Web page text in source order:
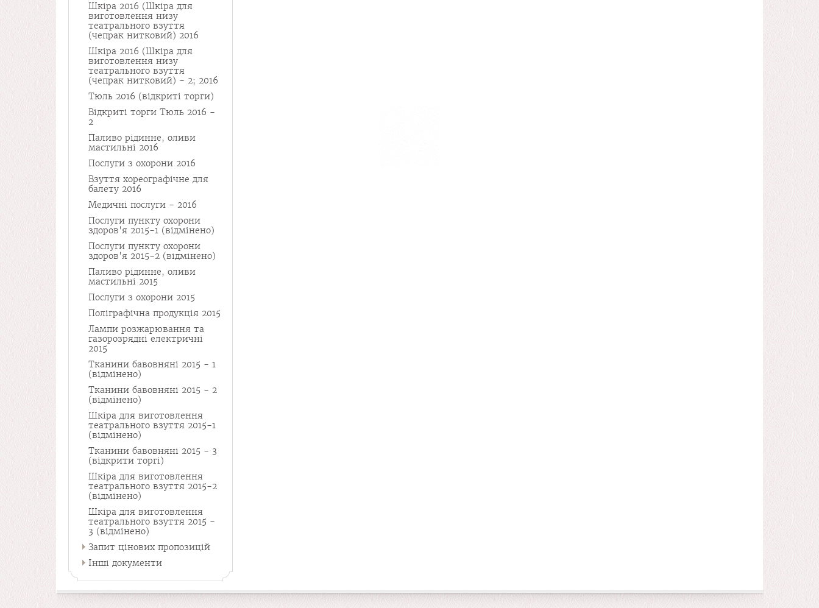
Шкіра 2016 (Шкіра для
виготовлення низу
театрального взуття
(чепрак нитковий) 2016
Шкіра 2016 (Шкіра для
виготовлення низу
театрального взуття
(чепрак нитковий) - 2; 2016
Тюль 2016 (відкриті торги)
Відкриті торги Тюль 2016 -
2
Паливо рідинне, оливи
мастильні 2016
Послуги з охорони 2016
Взуття хореографічне для
балету 2016
Медичні послуги - 2016
Послуги пункту охорони
здоров'я 2015-1 (відмінено)
Послуги пункту охорони
здоров'я 2015-2 (відмінено)
Паливо рідинне, оливи
мастильні 2015
Послуги з охорони 2015
Поліграфічна продукція 2015
Лампи розжарювання та
газорозрядні електричні
2015
Тканини бавовняні 2015 - 1
(відмінено)
Тканини бавовняні 2015 - 2
(відмінено)
Шкіра для виготовлення
театрального взуття 2015-1
(відмінено)
Тканини бавовняні 2015 - 3
(відкрити торгі)
Шкіра для виготовлення
театрального взуття 2015-2
(відмінено)
Шкіра для виготовлення
театрального взуття 2015 -
3 (відмінено)
Запит цінових пропозицій
Інші документи